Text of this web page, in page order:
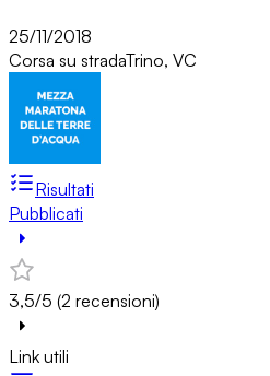
25/11/2018
Corsa su stradaTrino, VC
Risultati
Pubblicati
3,5/5 (2 recensioni)
Link utili